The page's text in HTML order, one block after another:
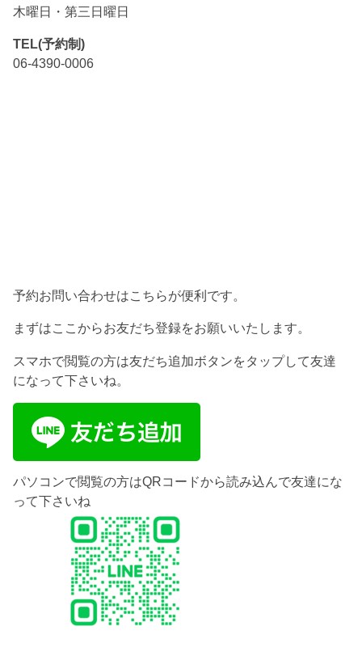
木曜日・第三日曜日
TEL(予約制)
06-4390-0006
予約お問い合わせはこちらが便利です。
まずはここからお友だち登録をお願いいたします。
スマホで閲覧の方は友だち追加ボタンをタップして友達
になって下さいね。
パソコンで閲覧の方はQRコードから読み込んで友達にな
って下さいね